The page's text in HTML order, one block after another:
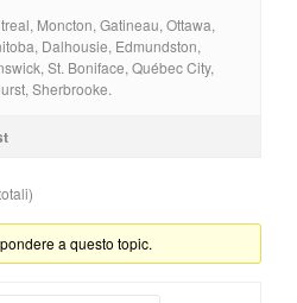
Moncton, Gatineau, Ottawa,
Dalhousie, Edmundston,
St. Boniface, Québec City,
Sherbrooke.
a questo topic.